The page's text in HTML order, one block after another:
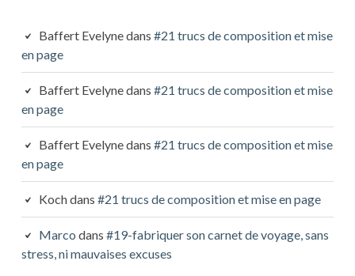
Baffert Evelynedans #21 trucs de composition et mise
en page
Baffert Evelynedans #21 trucs de composition et mise
en page
Baffert Evelynedans #21 trucs de composition et mise
en page
Kochdans #21 trucs de composition et mise en page
Marco dans #19-fabriquer son carnet de voyage, sans
stress, ni mauvaises excuses